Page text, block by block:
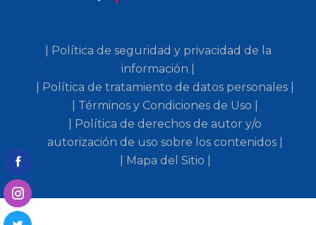
| Política de seguridad y privacidad de la
información |
| Política de tratamiento de datos personales |
| Términos y Condiciones de Uso |
| Política de derechos de autor y/o
autorización de uso sobre los contenidos |
| Mapa del Sitio |